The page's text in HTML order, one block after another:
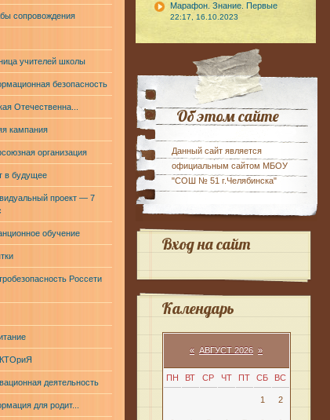
сопровождения
учителей школы
безопасность
Отечественна...
кампания
организация
в будущее
проект — 7
обучение
Россети
деятельность
для родит...
Марафон. Знание. Первые
22:17, 16.10.2023
Об этом сайте
Данный сайт является
официальным сайтом МБОУ
"СОШ № 51 г.Челябинска"
Вход на сайт
Календарь
« АВГУСТ 2026 »
ПН ВТ СР ЧТ ПТ СБ ВС
1 2